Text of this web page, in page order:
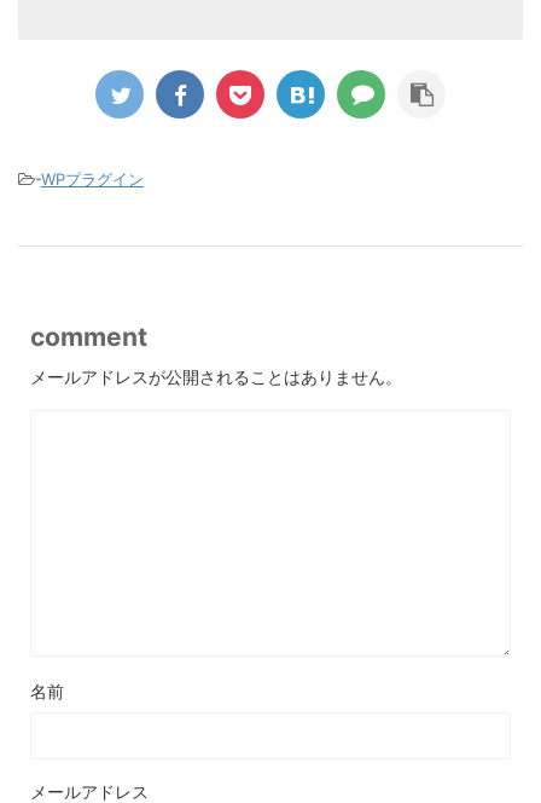
-WPプラグイン
comment
メールアドレスが公開されることはありません。
名前
メールアドレス